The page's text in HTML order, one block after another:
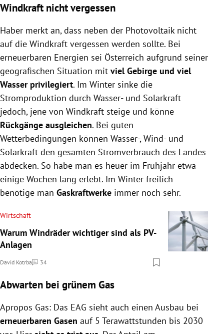
Windkraft nicht vergessen
Haber merkt an, dass neben der Photovoltaik nicht
auf die Windkraft vergessen werden sollte. Bei
erneuerbaren Energien sei Österreich aufgrund seiner
geografischen Situation mit viel Gebirge und viel
Wasser privilegiert. Im Winter sinke die
Stromproduktion durch Wasser- und Solarkraft
jedoch, jene von Windkraft steige und könne
Rückgänge ausgleichen. Bei guten
Wetterbedingungen können Wasser-, Wind- und
Solarkraft den gesamten Stromverbrauch des Landes
abdecken. So habe man es heuer im Frühjahr etwa
einige Wochen lang erlebt. Im Winter freilich
benötige man Gaskraftwerke immer noch sehr.
Wirtschaft
Warum Windräder wichtiger sind als PV-
Anlagen
David Kotrba 34
Kommentare
Abwarten bei grünem Gas
Apropos Gas: Das EAG sieht auch einen Ausbau bei
erneuerbaren Gasen auf 5 Terawattstunden bis 2030